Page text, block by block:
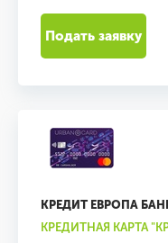
Подать заявку
КРЕДИТ ЕВРОПА
КРЕДИТНАЯ КАРТА